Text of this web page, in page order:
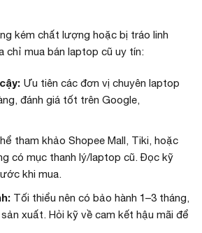
kém chất lượng hoặc bị tráo linh
chỉ mua bán laptop cũ uy tín:
Ưu tiên các đơn vị chuyên laptop
đánh giá tốt trên Google,
tham khảo Shopee Mall, Tiki, hoặc
có mục thanh lý/laptop cũ. Đọc kỹ
khi mua.
Tối thiểu nên có bảo hành 1–3 tháng,
xuất. Hỏi kỹ về cam kết hậu mãi để